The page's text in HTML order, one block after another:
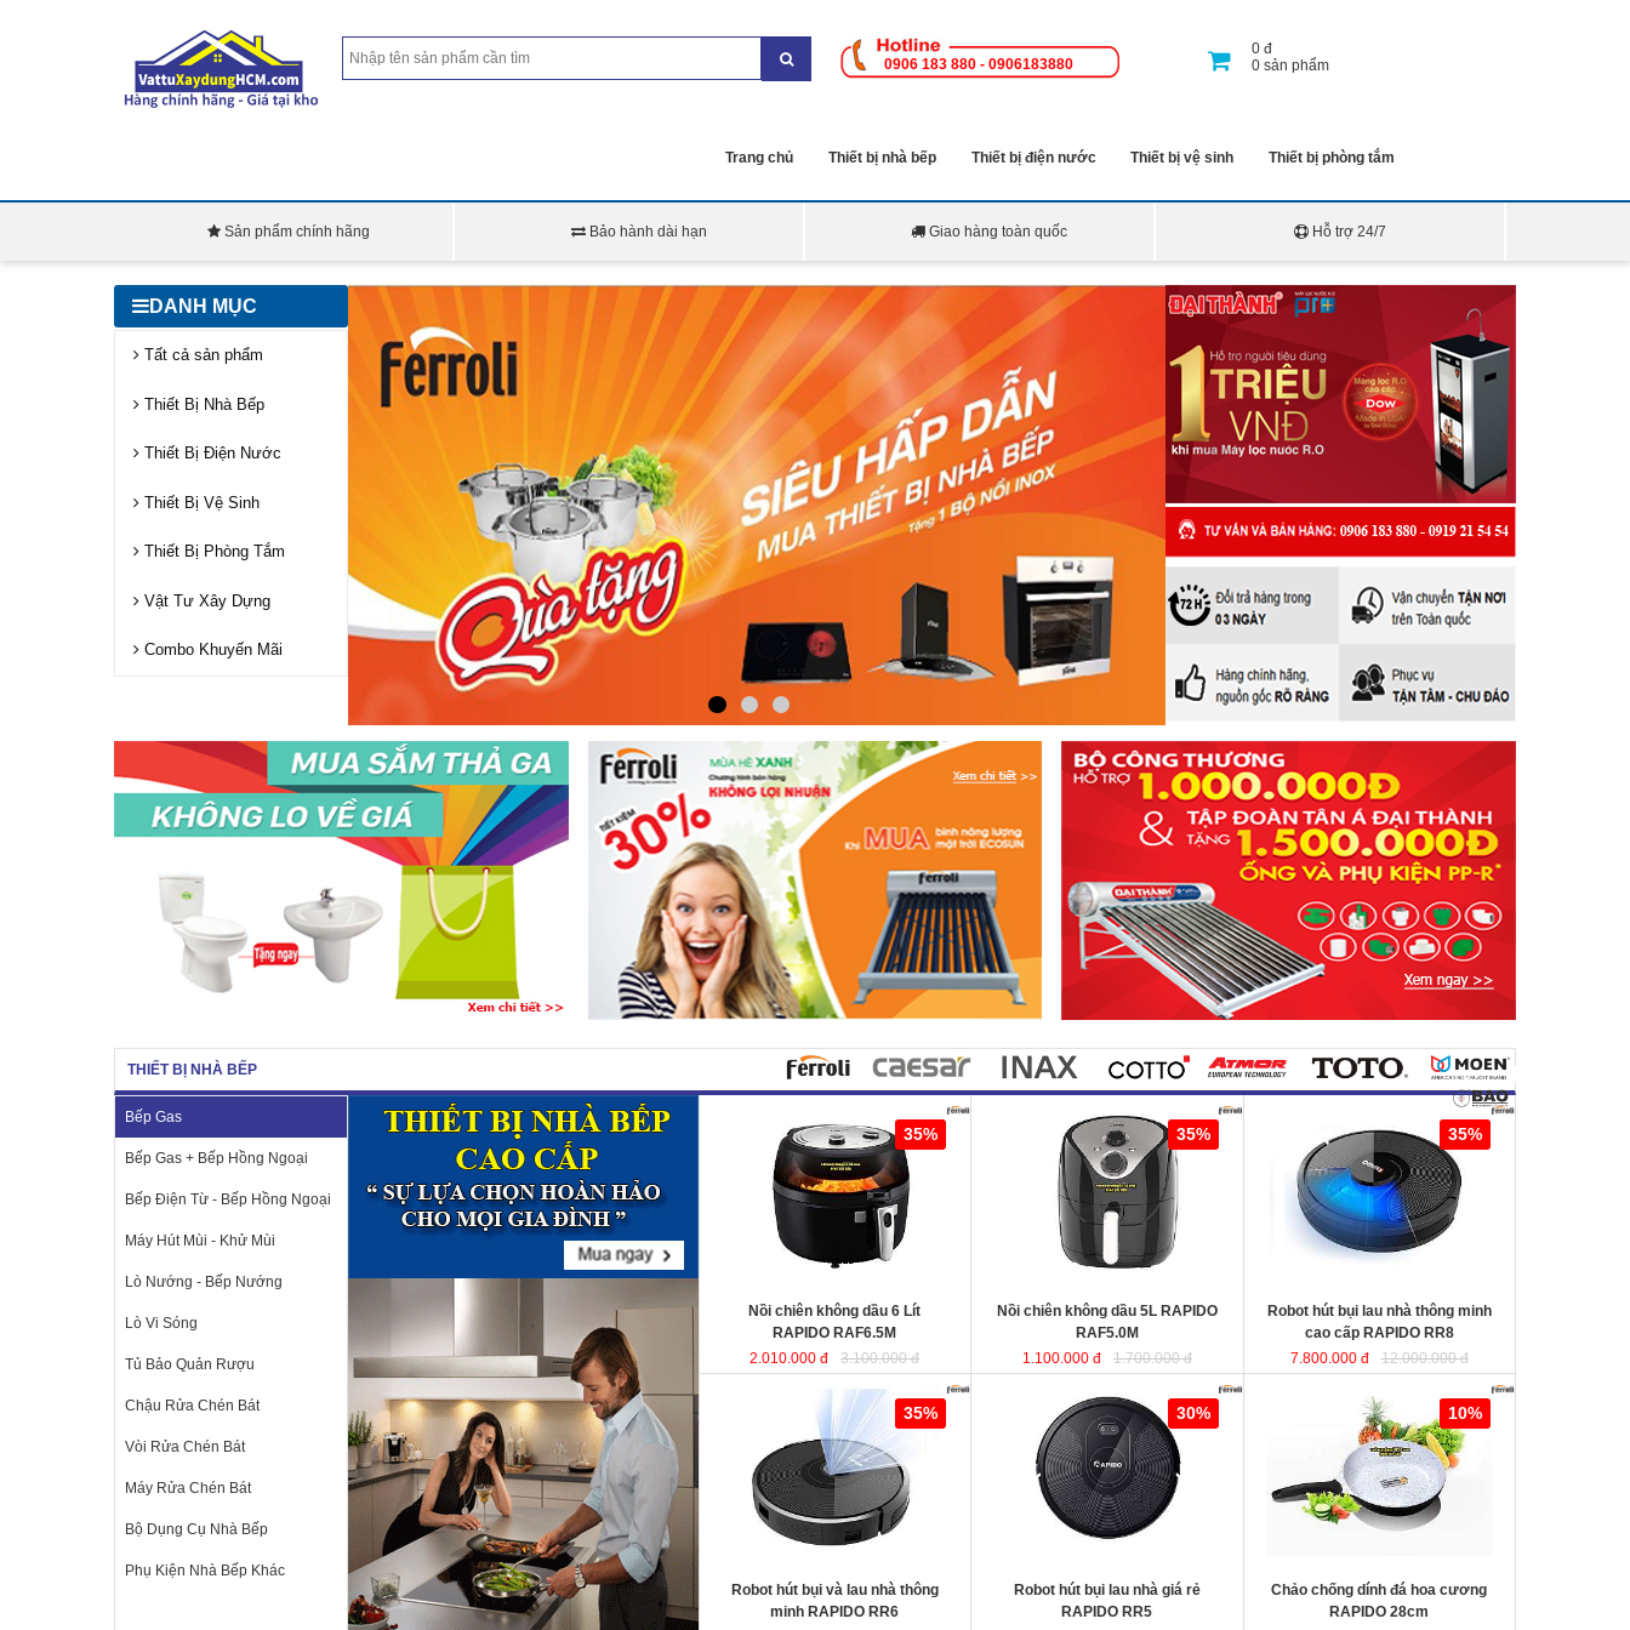
0906 183 880 - 0906183880
0đ
0sản phẩm
Trang chủ Thiết bị nhà bếp Thiết bị điện nước Thiết bị vệ sinh Thiết bị phòng tắm
Sản phẩm chính hãng Bảo hành dài hạn Giao hàng toàn quốc Hỗ trợ 24/7
DANH MỤC
Tất cả sản phẩm
Thiết Bị Nhà Bếp
Thiết Bị Điện Nước
Thiết Bị Vệ Sinh
Thiết Bị Phòng Tắm
Vật Tư Xây Dựng
Combo Khuyến Mãi
THIẾT BỊ NHÀ BẾP
Bếp Gas
Bếp Gas + Bếp Hồng Ngoại
Bếp Điện Từ - Bếp Hồng Ngoại
Máy Hút Mùi - Khử Mùi
Lò Nướng - Bếp Nướng
Lò Vi Sóng
Tủ Bảo Quản Rượu
Chậu Rửa Chén Bát
Vòi Rửa Chén Bát
Máy Rửa Chén Bát
Bộ Dụng Cụ Nhà Bếp
Phụ Kiện Nhà Bếp Khác
Nồi chiên không dầu 6 Lít RAPIDO
sử dụng chất liệu nhựa
ABS an toàn và bền bỉ. Ngoài ra,
lòng nồi được sản xuất từ chất liệu
thép không gỉ phủ men chống dính,
giúp cho thực phẩm không bị dính,
vỡ nát trong quá trình chiên, rán…
35%
Nồi chiên không dầu 6 Lít
RAPIDO RAF6.5M
2.010.000 đ
3.100.000 đ
Nồi chiên không dầu 5L RAPIDO
35%
Nồi chiên không dầu 5L RAPIDO
RAF5.0M
1.100.000 đ
1.700.000 đ
Robot hút bụi lau nhà thông minh
cao cấp RAPIDO RR8
35%
Robot hút bụi lau nhà thông minh
cao cấp RAPIDO RR8
7.800.000 đ
12.000.000 đ
Robot hút bụi và lau nhà thông minh
35%
Robot hút bụi và lau nhà thông
minh RAPIDO RR6
Robot hút bụi lau nhà giá rẻ
RAPIDO RR5
30%
Robot hút bụi lau nhà giá rẻ
RAPIDO RR5
Chảo chống dính đá hoa cương
chất liệu nhôm đúc
nguyên khối giữ nhiệt tốt, thiết kế
hiện đại tiết kiệt năng lượng giúp
món ăn chín đều và nhanh hơn.
10%
Chảo chống dính đá hoa cương
RAPIDO 28cm